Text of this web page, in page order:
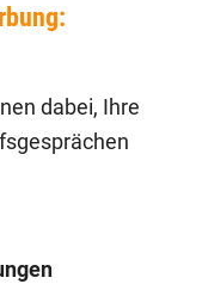
dabei, Ihre